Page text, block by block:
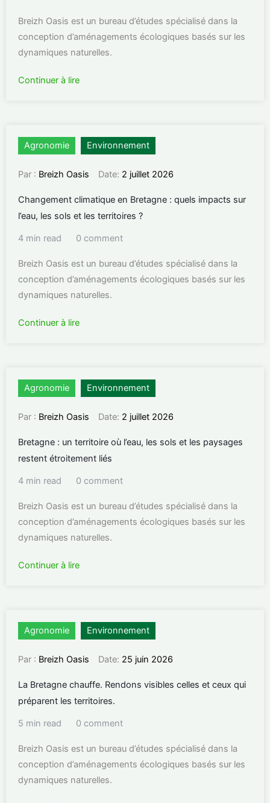
Breizh Oasis est un bureau d’études spécialisé dans la
conception d’aménagements écologiques basés sur les
dynamiques naturelles.
Continuer à lire
Agronomie Environnement
Par : Breizh Oasis Date: 2 juillet 2026
Changement climatique en Bretagne : quels impacts sur
l’eau, les sols et les territoires ?
4 min read 0 comment
Breizh Oasis est un bureau d’études spécialisé dans la
conception d’aménagements écologiques basés sur les
dynamiques naturelles.
Continuer à lire
Agronomie Environnement
Par : Breizh Oasis Date: 2 juillet 2026
Bretagne : un territoire où l’eau, les sols et les paysages
restent étroitement liés
4 min read 0 comment
Breizh Oasis est un bureau d’études spécialisé dans la
conception d’aménagements écologiques basés sur les
dynamiques naturelles.
Continuer à lire
Agronomie Environnement
Par : Breizh Oasis Date: 25 juin 2026
La Bretagne chauffe. Rendons visibles celles et ceux qui
préparent les territoires.
5 min read 0 comment
Breizh Oasis est un bureau d’études spécialisé dans la
conception d’aménagements écologiques basés sur les
dynamiques naturelles.